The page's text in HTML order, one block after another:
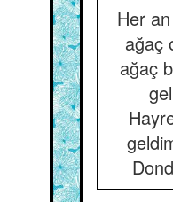
Her
ağaç
ağaç